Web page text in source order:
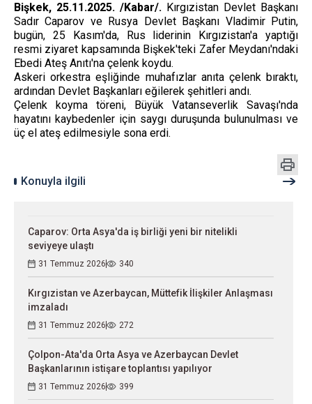
Bişkek, 25.11.2025. /Kabar/. Kırgızistan Devlet Başkanı
Sadır Caparov ve Rusya Devlet Başkanı Vladimir Putin,
bugün, 25 Kasım'da, Rus liderinin Kırgızistan'a yaptığı
resmi ziyaret kapsamında Bişkek'teki Zafer Meydanı'ndaki
Ebedi Ateş Anıtı'na çelenk koydu.
Askeri orkestra eşliğinde muhafızlar anıta çelenk bıraktı,
ardından Devlet Başkanları eğilerek şehitleri andı.
Çelenk koyma töreni, Büyük Vatanseverlik Savaşı'nda
hayatını kaybedenler için saygı duruşunda bulunulması ve
üç el ateş edilmesiyle sona erdi.
Konuyla ilgili
Caparov: Orta Asya'da iş birliği yeni bir nitelikli
seviyeye ulaştı
31 Temmuz 2026 340
Kırgızistan ve Azerbaycan, Müttefik İlişkiler Anlaşması
imzaladı
31 Temmuz 2026 272
Çolpon-Ata'da Orta Asya ve Azerbaycan Devlet
Başkanlarının istişare toplantısı yapılıyor
31 Temmuz 2026 399